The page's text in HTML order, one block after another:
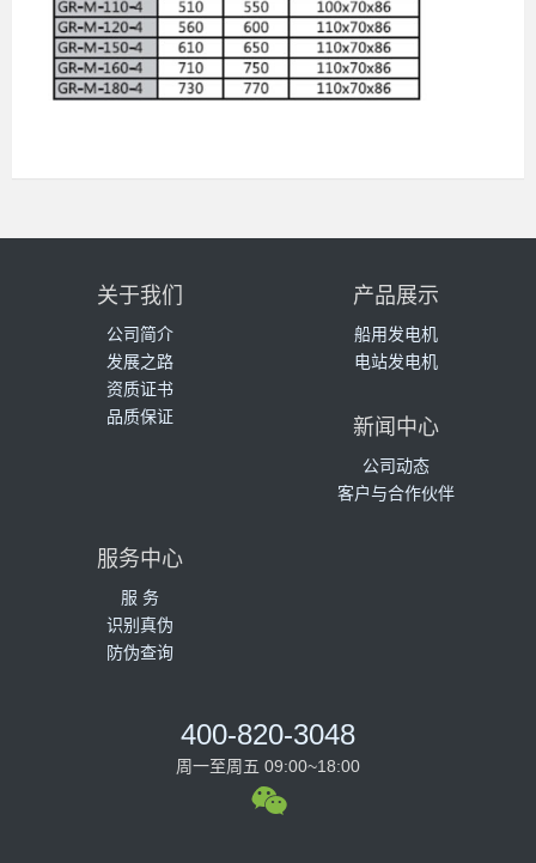
关于我们
公司简介
发展之路
资质证书
品质保证
产品展示
船用发电机
电站发电机
新闻中心
公司动态
客户与合作伙伴
服务中心
服 务
识别真伪
防伪查询
400-820-3048
周一至周五 09:00~18:00